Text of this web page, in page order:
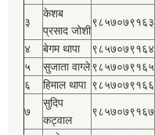
३
केशब
प्रसाद जोशी
९८५७०७९१६३
४ बेगम थापा ९८५७०७९१६४
५
सुजाता वाग्ले९८५७०७९१६५
६
हिमाल थापा ९८५७०७९१६६
७
सुदिप
कट्वाल
९८५७०७९१६७